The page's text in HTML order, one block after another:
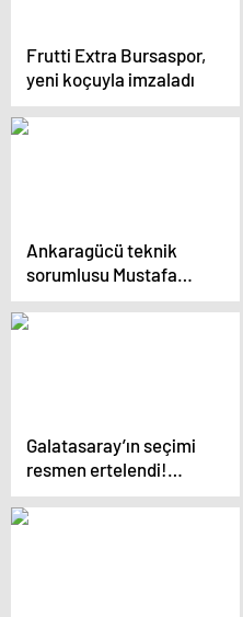
Frutti Extra Bursaspor,
yeni koçuyla imzaladı
Ankaragücü teknik
sorumlusu Mustafa
Dalcı: “Tek eksik
goldü”
Galatasaray’ın seçimi
resmen ertelendi!…